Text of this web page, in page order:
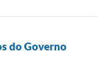
do Governo